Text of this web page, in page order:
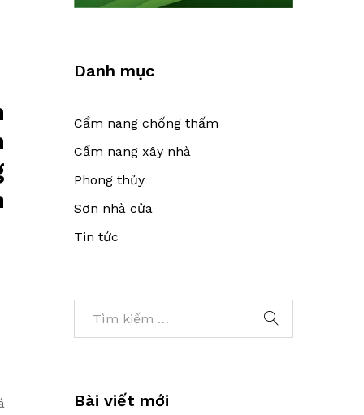
Danh mục
Cẩm nang chống thấm
Cẩm nang xây nhà
Phong thủy
Sơn nhà cửa
Tin tức
Bài viết mới